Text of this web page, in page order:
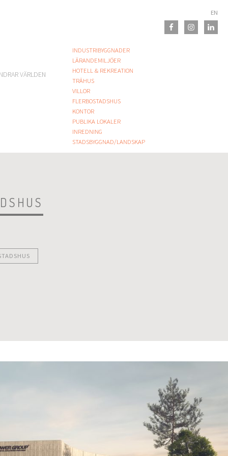
VÄRLDEN
INDUSTRIBYGGNADER
LÄRANDEMILJÖER
HOTELL & REKREATION
TRÄHUS
VILLOR
FLERBOSTADSHUS
KONTOR
PUBLIKA LOKALER
INREDNING
STADSBYGGNAD/LANDSKAP
EN